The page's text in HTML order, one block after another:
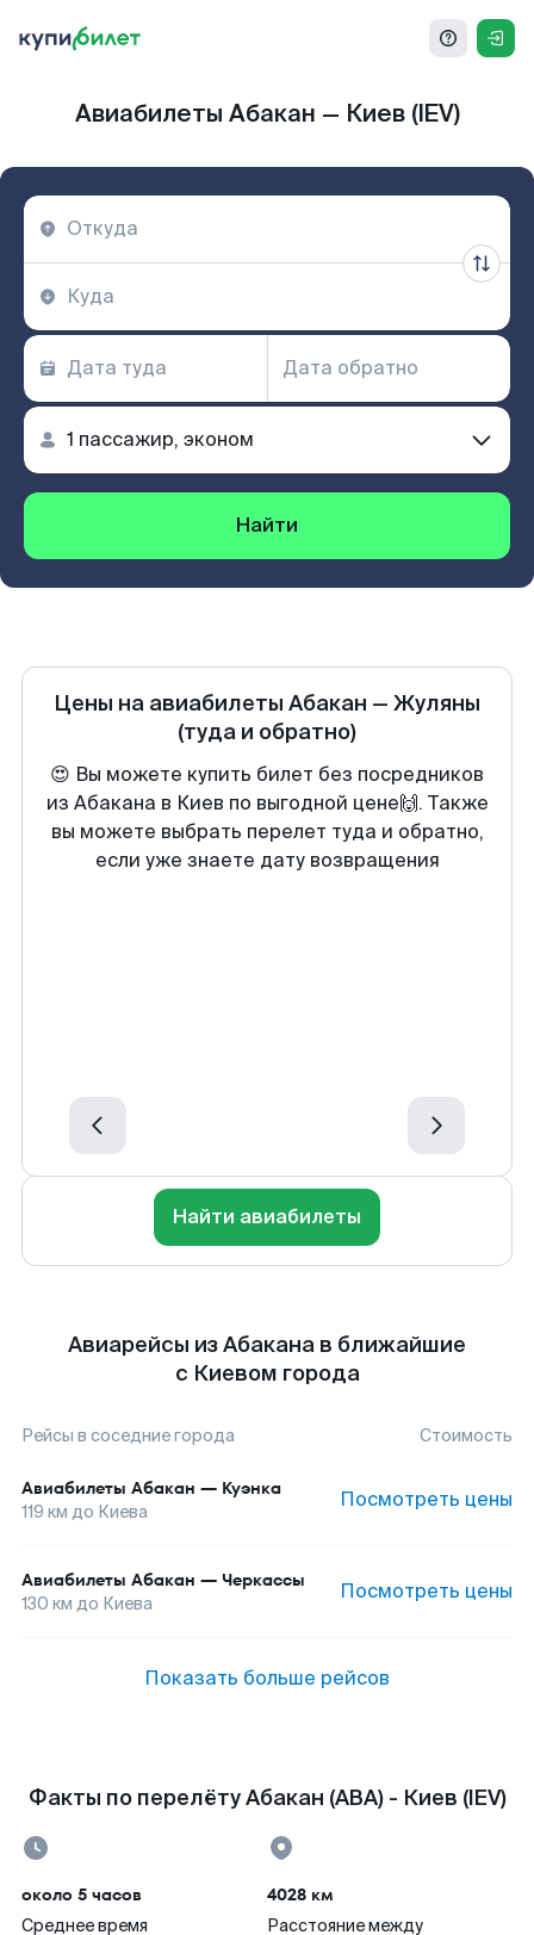
Авиабилеты Абакан — Киев (IEV)
Найти
Цены на авиабилеты Абакан — Жуляны
(туда и обратно)
😍 Вы можете купить билет без посредников
из Абакана в Киев по выгодной цене🙌. Также
вы можете выбрать перелет туда и обратно,
если уже знаете дату возвращения
Найти авиабилеты
Авиарейсы из Абакана в ближайшие
с Киевом города
Рейсы в соседние города Стоимость
Авиабилеты Абакан — Куэнка
119 км до Киева Посмотреть цены
Авиабилеты Абакан — Черкассы
130 км до Киева Посмотреть цены
Показать больше рейсов
Факты по перелёту Абакан (ABA) - Киев (IEV)
около 5 часов
Среднее время
4028 км
Расстояние между